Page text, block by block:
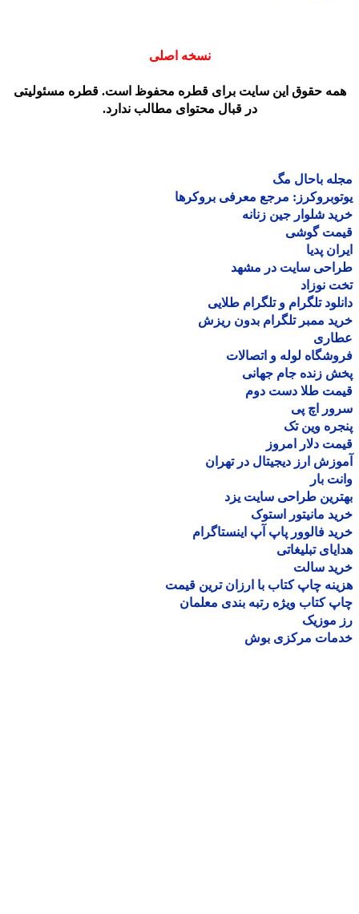
نسخه اصلی
حقوق این سایت برای قطره محفوظ است. قطره مسئولیتی
در قبال محتوای مطالب ندارد.
باحال مگ
مرجع معرفی بروکرها
شلوار جین زنانه
گوشی
پدیا
سایت در مشهد
نوزاد
تلگرام و تلگرام طلایی
ممبر تلگرام بدون ریزش
لوله و اتصالات
زنده جام جهانی
طلا دست دوم
اچ پی
وین تک
دلار امروز
ارز دیجیتال در تهران
بار
طراحی سایت یزد
مانیتور استوک
فالوور پاپ آپ اینستاگرام
تبلیغاتی
سالت
چاپ کتاب با ارزان ترین قیمت
کتاب ویژه رتبه بندی معلمان
موزیک
مرکزی بوش